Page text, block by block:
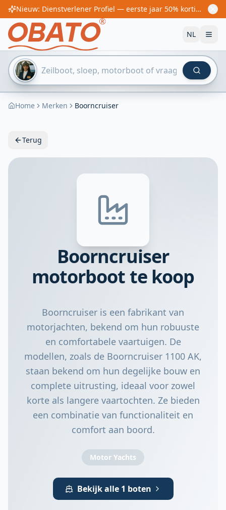
Nieuw: Dienstverlener Profiel — eerste jaar 50% korting! Vanaf €60/jaar
NL
Home Merken Boorncruiser
Terug
Boorncruiser
motorboot te koop
Boorncruiser is een fabrikant van
motorjachten, bekend om hun robuuste
en comfortabele vaartuigen. De
modellen, zoals de Boorncruiser 1100 AK,
staan bekend om hun degelijke bouw en
complete uitrusting, ideaal voor zowel
korte als langere vaartochten. Ze bieden
een combinatie van functionaliteit en
comfort aan boord.
Motor Yachts
Bekijk alle 1 boten